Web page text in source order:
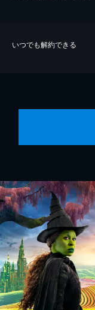
いつでも解約できる